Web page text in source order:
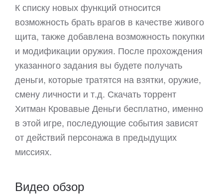
К списку новых функций относится
возможность брать врагов в качестве живого
щита, также добавлена возможность покупки
и модификации оружия. После прохождения
указанного задания вы будете получать
деньги, которые тратятся на взятки, оружие,
смену личности и т.д. Скачать торрент
Хитман Кровавые Деньги бесплатно, именно
в этой игре, последующие события зависят
от действий персонажа в предыдущих
миссиях.
Видео обзор